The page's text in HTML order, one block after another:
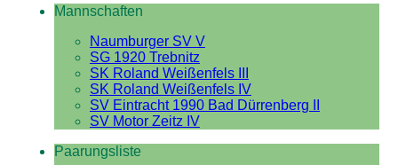
Mannschaften
Naumburger SV V
SG 1920 Trebnitz
SK Roland Weißenfels III
SK Roland Weißenfels IV
SV Eintracht 1990 Bad Dürrenberg II
SV Motor Zeitz IV
Paarungsliste